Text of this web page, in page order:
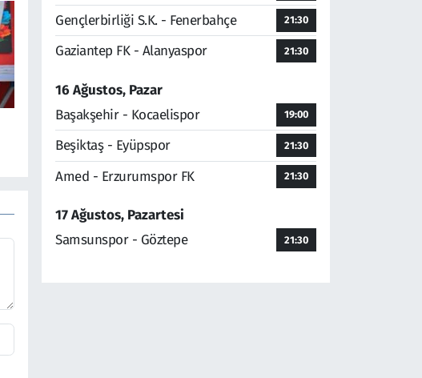
Gençlerbirliği S.K. - Fenerbahçe 21:30
Gaziantep FK - Alanyaspor 21:30
16 Ağustos, Pazar
Başakşehir - Kocaelispor
19:00
Beşiktaş - Eyüpspor 21:30
Amed - Erzurumspor FK 21:30
17 Ağustos, Pazartesi
Samsunspor - Göztepe
21:30